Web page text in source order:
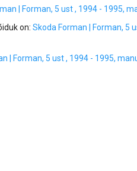
| Forman, 5 ust , 1994 - 1995,
on: Skoda Forman | Forman, 5
| Forman, 5 ust , 1994 - 1995,